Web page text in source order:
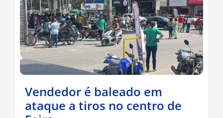
Vendedor é baleado em
ataque a tiros no centro de